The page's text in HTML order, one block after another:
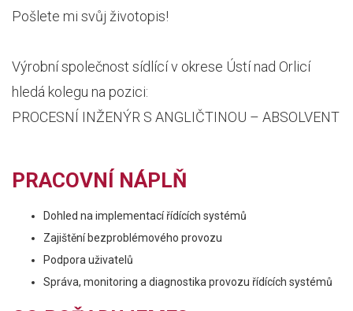
Pošlete mi svůj životopis!
Výrobní společnost sídlící v okrese Ústí nad Orlicí
hledá kolegu na pozici:
PROCESNÍ INŽENÝR S ANGLIČTINOU – ABSOLVENT
PRACOVNÍ NÁPLŇ
Dohled na implementací řídících systémů
Zajištění bezproblémového provozu
Podpora uživatelů
Správa, monitoring a diagnostika provozu řídících systémů